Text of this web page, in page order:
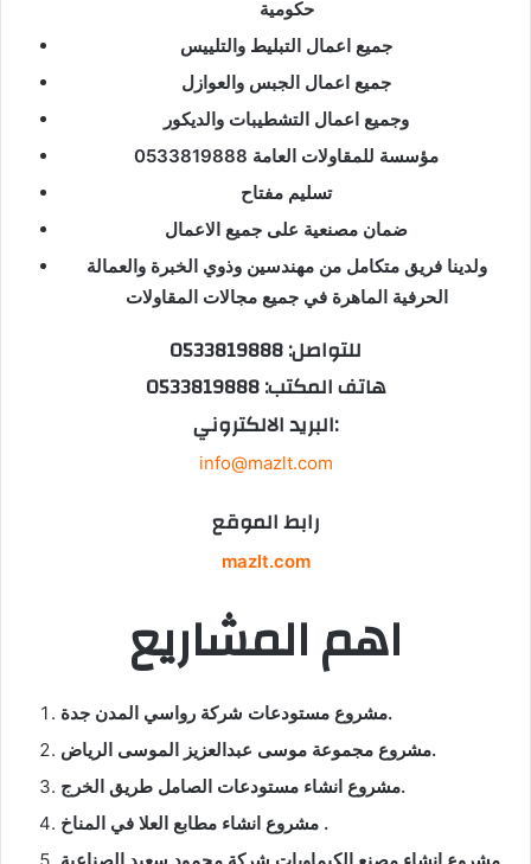
حكومية
جميع اعمال التبليط والتلييس
جميع اعمال الجبس والعوازل
وجميع اعمال التشطيبات والديكور
مؤسسة للمقاولات العامة 0533819888
تسليم مفتاح
ضمان مصنعية على جميع الاعمال
ولدينا فريق متكامل من مهندسين وذوي الخبرة والعمالة
الحرفية الماهرة في جميع مجالات المقاولات
للتواصل: 0533819888
هاتف المكتب: 0533819888
البريد الالكتروني:
info@mazlt.com
رابط الموقع
mazlt.com
اهم المشاريع
مشروع مستودعات شركة رواسي المدن جدة.
مشروع مجموعة موسى عبدالعزيز الموسى الرياض.
مشروع انشاء مستودعات الصامل طريق الخرج.
مشروع انشاء مطابع العلا في المناخ .